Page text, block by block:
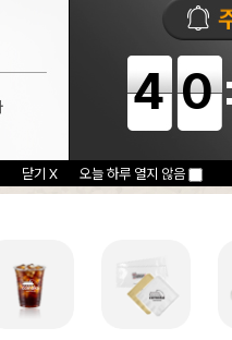
닫기 X
40
오늘 하루 열지 않음